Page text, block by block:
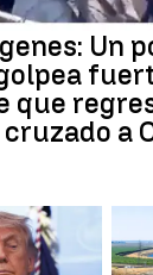
Un
que
a